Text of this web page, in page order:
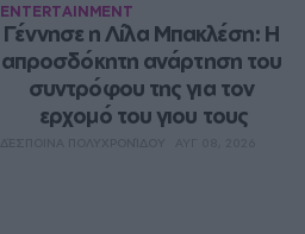
ENTERTAINMENT
Γέννησε η Λίλα Μπακλέση: Η
απροσδόκητη ανάρτηση του
συντρόφου της για τον
ερχομό του γιου τους